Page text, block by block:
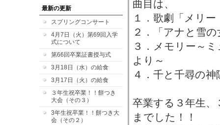
最新の更新
スプリングコンサート
4月7日（火）第69回入学
式について
第66回卒業証書授与式
3月18日（水）の給食
3月17日（火）の給食
３年生祝卒業！！餅つき
大会（その３）
3年生祝卒業！！餅つき大
会（その２）
曲目は、
１．歌劇「メリ
２．「アナと雪
３．メモリー～
より～
４．千と千尋の
卒業する３年生
までした！！